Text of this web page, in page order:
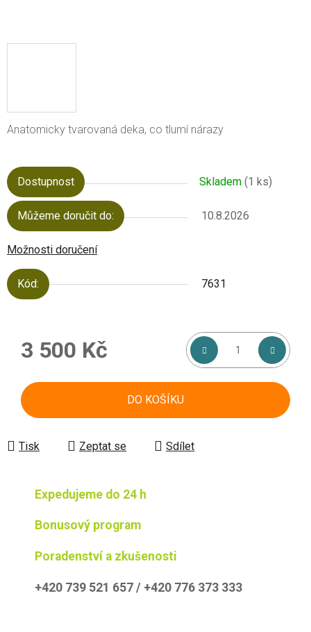
Anatomicky tvarovaná deka, co tlumí nárazy
Dostupnost Skladem (1 ks)
Můžeme doručit do: 10.8.2026
Možnosti doručení
Kód: 7631
3 500 Kč
DO KOŠÍKU
Tisk Zeptat se Sdílet
Expedujeme do 24 h
Bonusový program
Poradenství a zkušenosti
+420 739 521 657 / +420 776 373 333